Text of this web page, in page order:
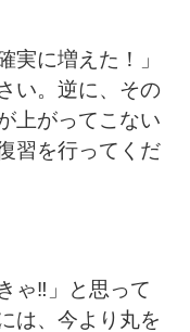
実に増えた！」
い。逆に、その
上がってこない
習を行ってくだ
ゃ‼」と思って
は、今より丸を